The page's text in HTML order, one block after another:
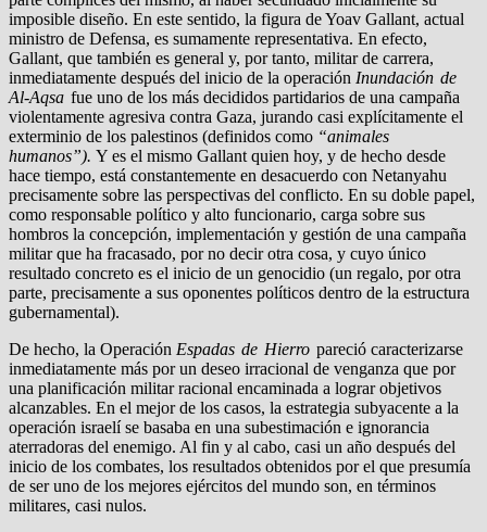
imposible diseño. En este sentido, la figura de Yoav Gallant, actual
ministro de Defensa, es sumamente representativa. En efecto,
Gallant, que también es general y, por tanto, militar de carrera,
inmediatamente después del inicio de la operación Inundación de
Al-Aqsa fue uno de los más decididos partidarios de una campaña
violentamente agresiva contra Gaza, jurando casi explícitamente el
exterminio de los palestinos (definidos como “animales
humanos”). Y es el mismo Gallant quien hoy, y de hecho desde
hace tiempo, está constantemente en desacuerdo con Netanyahu
precisamente sobre las perspectivas del conflicto. En su doble papel,
como responsable político y alto funcionario, carga sobre sus
hombros la concepción, implementación y gestión de una campaña
militar que ha fracasado, por no decir otra cosa, y cuyo único
resultado concreto es el inicio de un genocidio (un regalo, por otra
parte, precisamente a sus oponentes políticos dentro de la estructura
gubernamental).
De hecho, la Operación Espadas de Hierro pareció caracterizarse
inmediatamente más por un deseo irracional de venganza que por
una planificación militar racional encaminada a lograr objetivos
alcanzables. En el mejor de los casos, la estrategia subyacente a la
operación israelí se basaba en una subestimación e ignorancia
aterradoras del enemigo. Al fin y al cabo, casi un año después del
inicio de los combates, los resultados obtenidos por el que presumía
de ser uno de los mejores ejércitos del mundo son, en términos
militares, casi nulos.